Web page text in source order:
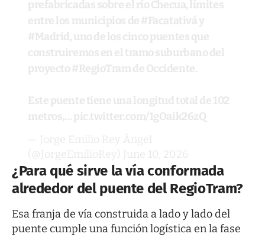
¿Para qué sirve la vía conformada
alrededor del puente del RegioTram?
Esa franja de vía construida a lado y lado del
puente cumple una función logística en la fase